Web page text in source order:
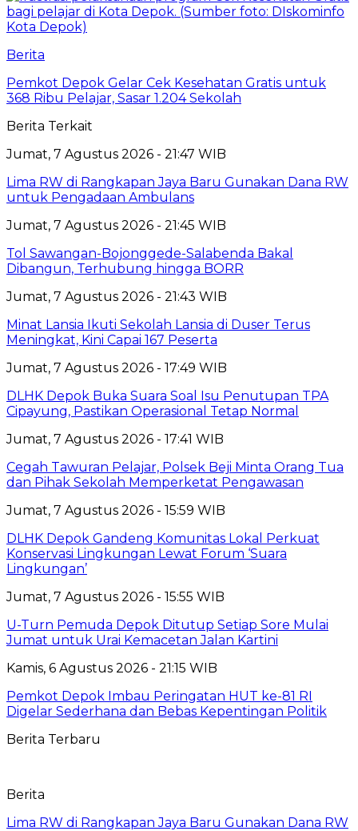
Berita
Pemkot Depok Gelar Cek Kesehatan Gratis untuk
368 Ribu Pelajar, Sasar 1.204 Sekolah
Berita Terkait
Jumat, 7 Agustus 2026 - 21:47 WIB
Lima RW di Rangkapan Jaya Baru Gunakan Dana RW
untuk Pengadaan Ambulans
Jumat, 7 Agustus 2026 - 21:45 WIB
Tol Sawangan-Bojonggede-Salabenda Bakal
Dibangun, Terhubung hingga BORR
Jumat, 7 Agustus 2026 - 21:43 WIB
Minat Lansia Ikuti Sekolah Lansia di Duser Terus
Meningkat, Kini Capai 167 Peserta
Jumat, 7 Agustus 2026 - 17:49 WIB
DLHK Depok Buka Suara Soal Isu Penutupan TPA
Cipayung, Pastikan Operasional Tetap Normal
Jumat, 7 Agustus 2026 - 17:41 WIB
Cegah Tawuran Pelajar, Polsek Beji Minta Orang Tua
dan Pihak Sekolah Memperketat Pengawasan
Jumat, 7 Agustus 2026 - 15:59 WIB
DLHK Depok Gandeng Komunitas Lokal Perkuat
Konservasi Lingkungan Lewat Forum ‘Suara
Lingkungan’
Jumat, 7 Agustus 2026 - 15:55 WIB
U-Turn Pemuda Depok Ditutup Setiap Sore Mulai
Jumat untuk Urai Kemacetan Jalan Kartini
Kamis, 6 Agustus 2026 - 21:15 WIB
Pemkot Depok Imbau Peringatan HUT ke-81 RI
Digelar Sederhana dan Bebas Kepentingan Politik
Berita Terbaru
Berita
Lima RW di Rangkapan Jaya Baru Gunakan Dana RW